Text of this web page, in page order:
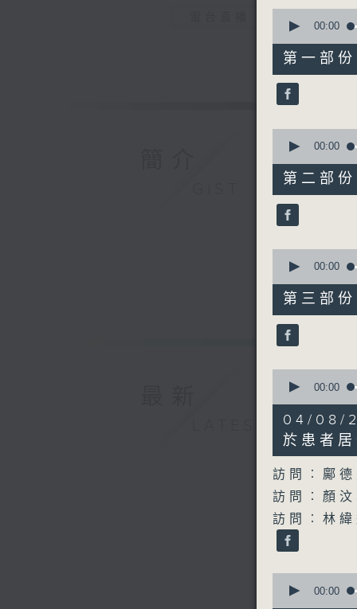
90%
seconds
50
minutes,
20
seconds
90%
00:00
第一部
seconds
16
minutes,
59
seconds
90%
00:00
第二部
seconds
52
minutes,
31
seconds
90%
00:00
第三部
seconds
41
minutes,
22
seconds
00:00
04/08/
於患者
訪問︰鄺
訪問︰顏
訪問︰林
seconds
00:00